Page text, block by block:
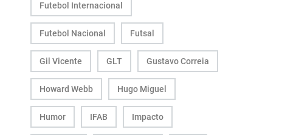
Futebol Internacional
Futebol Nacional Futsal
Gil Vicente GLT Gustavo Correia
Howard Webb Hugo Miguel
Humor IFAB Impacto